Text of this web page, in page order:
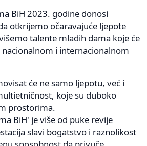
BiH 2023. godine donosi
otkrijemo očaravajuće ljepote
talente mladih dama koje će
i internacionalnom
će ne samo ljepotu, već i
koje su duboko
prostorima.
BiH' je više od puke revije
slavi bogatstvo i raznolikost